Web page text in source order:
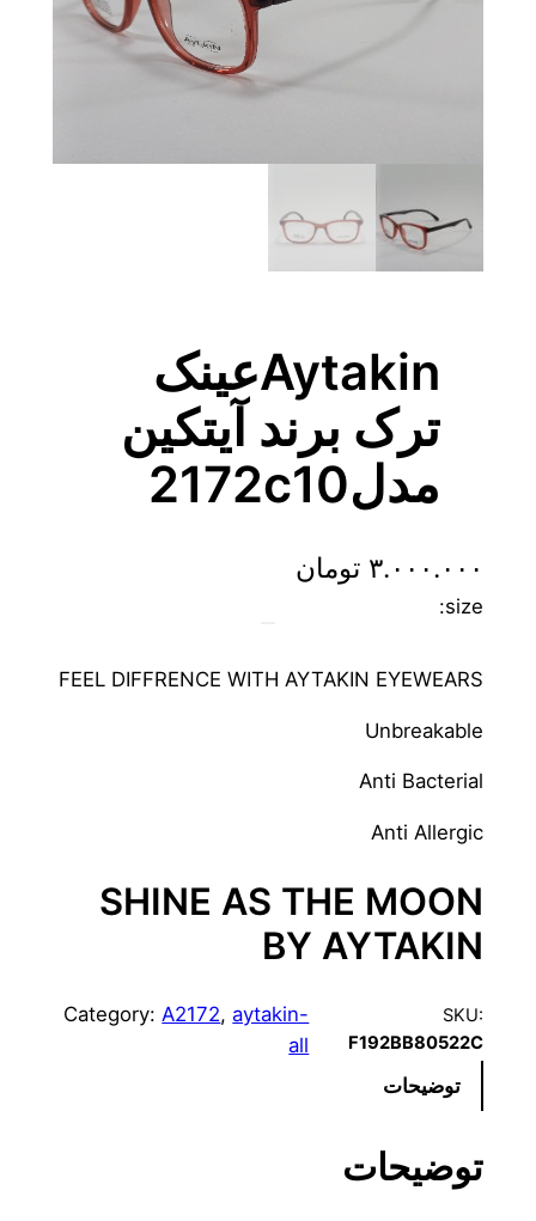
Aytakinعینک
ترک برند آیتکین
مدل2172c10
۳.۰۰۰.۰۰۰ تومان
size:
FEEL DIFFRENCE WITH AYTAKIN EYEWEARS
Unbreakable
Anti Bacterial
Anti Allergic
SHINE AS THE MOON
BY AYTAKIN
SKU:
F192BB80522C
Category: A2172, aytakin-
all
توضیحات
توضیحات